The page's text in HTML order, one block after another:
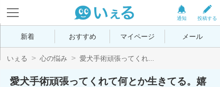
投稿する
通知
新着 おすすめ マイページ メール
いぇる 心の悩み 愛犬手術頑張ってくれ...
愛犬手術頑張ってくれて何とか生きてる。嬉